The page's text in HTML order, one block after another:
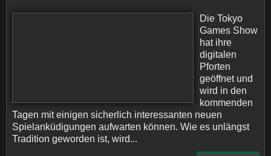
Die Tokyo
Games Show
hat ihre
digitalen
Pforten
geöffnet und
wird in den
kommenden
Tagen mit einigen sicherlich interessanten neuen
Spielanküdigungen aufwarten können. Wie es unlängst
Tradition geworden ist, wird...